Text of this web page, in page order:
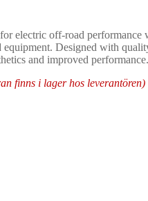
electric off-road
Designed with
and improved performance.
finns i lager hos leverantören)